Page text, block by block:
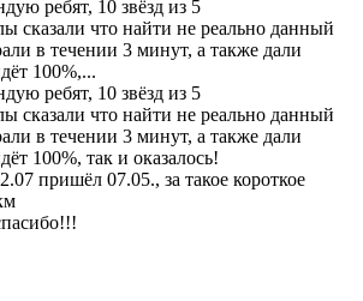
ребят, 10 звёзд из 5
сказали что найти не реально данный
в течении 3 минут, а также дали
100%,...
ребят, 10 звёзд из 5
сказали что найти не реально данный
в течении 3 минут, а также дали
100%, так и оказалось!
пришёл 07.05., за такое короткое